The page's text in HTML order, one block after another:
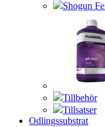
Shogun
Tillbehör
Tillsatser
Odlingssubstrat